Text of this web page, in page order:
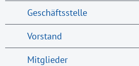
Geschäftsstelle
Vorstand
Mitglieder